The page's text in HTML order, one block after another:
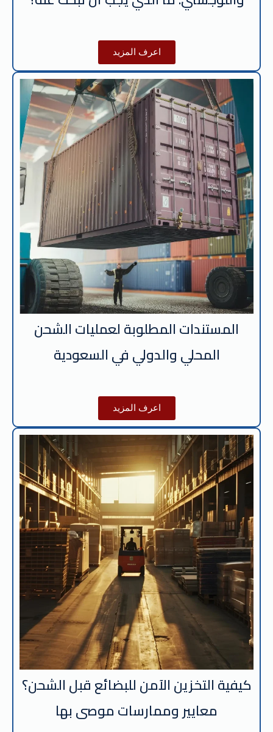
اعرف المزيد
المستندات المطلوبة لعمليات الشحن
المحلي والدولي في السعودية
اعرف المزيد
كيفية التخزين الآمن للبضائع قبل الشحن؟
معايير وممارسات موصى بها